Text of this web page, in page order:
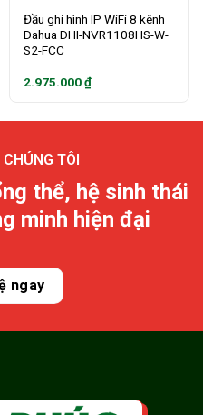
Đầu ghi hình IP WiFi 8 kênh
Dahua DHI-NVR1108HS-W-
S2-FCC
2.975.000₫
CHÚNG TÔI
thể, hệ sinh thái
minh hiện đại
ngay